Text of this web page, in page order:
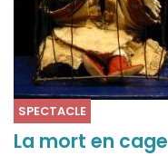
SPECTACLE
La mort en cage